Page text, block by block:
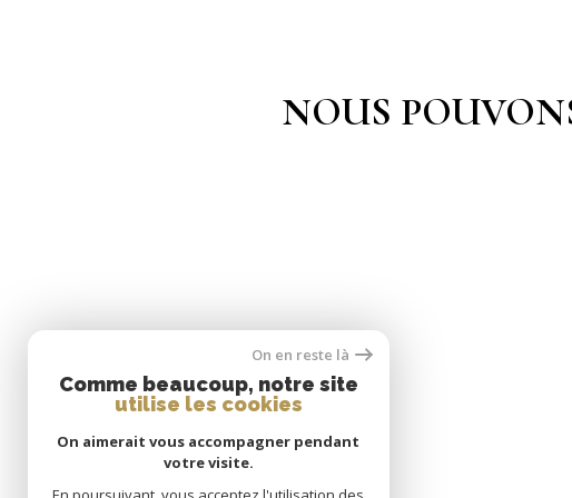
NOUS
On en reste là
Comme beaucoup, notre site
utilise les cookies
On aimerait vous accompagner pendant
votre visite.